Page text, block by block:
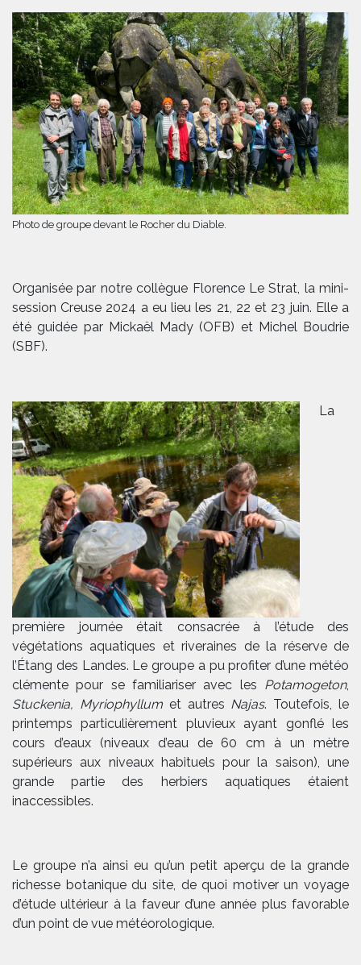
Photo de groupe devant le Rocher du Diable.
Organisée par notre collègue Florence Le Strat, la mini-
session Creuse 2024 a eu lieu les 21, 22 et 23 juin. Elle a
été guidée par Mickaël Mady (OFB) et Michel Boudrie
(SBF).
La
première journée était consacrée à l’étude des
végétations aquatiques et riveraines de la réserve de
l’Étang des Landes. Le groupe a pu profiter d’une météo
clémente pour se familiariser avec les Potamogeton,
Stuckenia, Myriophyllumet autres Najas. Toutefois, le
printemps particulièrement pluvieux ayant gonflé les
cours d’eaux (niveaux d’eau de 60 cm à un mètre
supérieurs aux niveaux habituels pour la saison), une
grande partie des herbiers aquatiques étaient
inaccessibles.
Le groupe n’a ainsi eu qu’un petit aperçu de la grande
richesse botanique du site, de quoi motiver un voyage
d’étude ultérieur à la faveur d’une année plus favorable
d’un point de vue météorologique.